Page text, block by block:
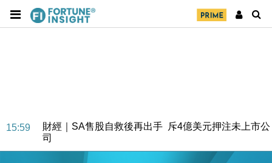
15:59
財經｜SA售股自救後再出手 斥4億美元押注未上市公
司
財經｜精星香港夥菜鳥拓全球智慧倉儲市場 加快海外